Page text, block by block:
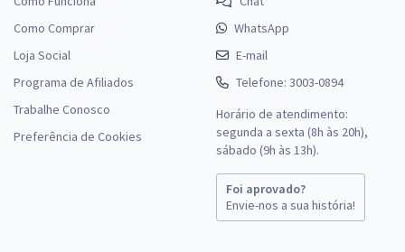
Como Comprar
Loja Social
Programa de Afiliados
Trabalhe Conosco
Preferência de Cookies
WhatsApp
E-mail
Telefone: 3003-0894
Horário de atendimento:
segunda a sexta (8h às 20h),
sábado (9h às 13h).
Foi aprovado?
Envie-nos a sua história!